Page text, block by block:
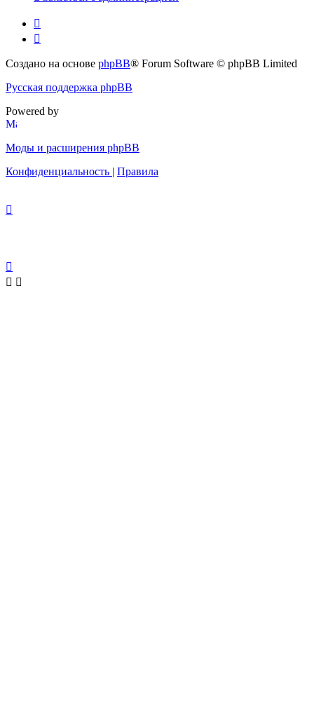
Создано на основе phpBB® Forum Software © phpBB Limited
Русская поддержка phpBB
Powered by
Моды и расширения phpBB
Конфиденциальность | Правила